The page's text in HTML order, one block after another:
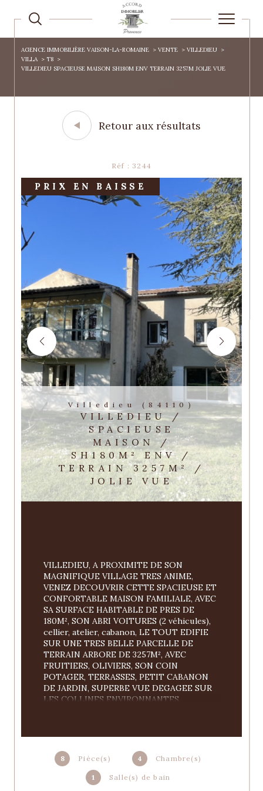
AGENCE IMMOBILIÈRE VAISON-LA-ROMAINE VENTE
VILLEDIEU
VILLA
T8
VILLEDIEU SPACIEUSE MAISON SH180M ENV TERRAIN 3257M JOLIE VUE
Retour aux résultats
Réf : 3244
PRIX EN BAISSE
Villedieu (84110)
VILLEDIEU /
SPACIEUSE
MAISON /
SH180M² ENV /
TERRAIN 3257M² /
JOLIE VUE
8 Pièce(s) 4 Chambre(s)
1 Salle(s) de bain
VILLEDIEU, A PROXIMITE DE SON
MAGNIFIQUE VILLAGE TRES ANIME,
VENEZ DECOUVRIR CETTE SPACIEUSE ET
CONFORTABLE MAISON FAMILIALE, AVEC
SA SURFACE HABITABLE DE PRES DE
180M², SON ABRI VOITURES (2 véhicules),
cellier, atelier, cabanon, LE TOUT EDIFIE
SUR UNE TRES BELLE PARCELLE DE
TERRAIN ARBORE DE 3257M², AVEC
FRUITIERS, OLIVIERS, SON COIN
POTAGER, TERRASSES, PETIT CABANON
DE JARDIN, SUPERBE VUE DEGAGEE SUR
LES COLLINES ENVIRONNANTES.
EQUIPEE DE 25M² AVEC SON PLAN DE
TRAVAIL EN GRANIT NOIR, SEJOUR /
VERANDA (AVEC VELUX, BAIE VITREE,
POUTRES EN CHENE), PIECE BUREAU,
HALL, TRES AGREABLE SALON "ZEN" AVEC